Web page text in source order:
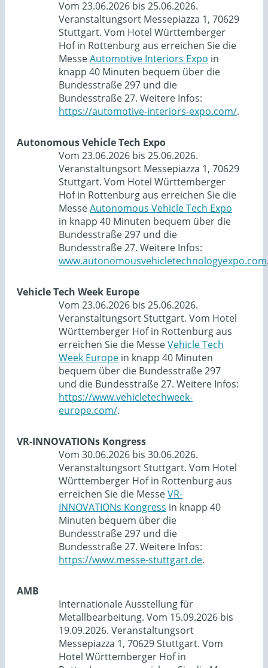
Vom 23.06.2026 bis 25.06.2026.
Veranstaltungsort Messepiazza 1, 70629
Stuttgart. Vom Hotel Württemberger
Hof in Rottenburg aus erreichen Sie die
MesseAutomotive Interiors Expo in
knapp 40 Minuten bequem über die
Bundesstraße 297 und die
Bundesstraße 27. Weitere Infos:
https://automotive-interiors-expo.com/.
Autonomous Vehicle Tech Expo
Vom 23.06.2026 bis 25.06.2026.
Veranstaltungsort Messepiazza 1, 70629
Stuttgart. Vom Hotel Württemberger
Hof in Rottenburg aus erreichen Sie die
MesseAutonomous Vehicle Tech Expo
in knapp 40 Minuten bequem über die
Bundesstraße 297 und die
Bundesstraße 27. Weitere Infos:
www.autonomousvehicletechnologyexpo.com
Vehicle Tech Week Europe
Vom 23.06.2026 bis 25.06.2026.
Veranstaltungsort Stuttgart. Vom Hotel
Württemberger Hof in Rottenburg aus
erreichen Sie die MesseVehicle Tech
Week Europe in knapp 40 Minuten
bequem über die Bundesstraße 297
und die Bundesstraße 27. Weitere Infos:
https://www.vehicletechweek-
europe.com/.
VR-INNOVATIONs Kongress
Vom 30.06.2026 bis 30.06.2026.
Veranstaltungsort Stuttgart. Vom Hotel
Württemberger Hof in Rottenburg aus
erreichen Sie die MesseVR-
INNOVATIONs Kongress in knapp 40
Minuten bequem über die
Bundesstraße 297 und die
Bundesstraße 27. Weitere Infos:
https://www.messe-stuttgart.de.
AMB
Internationale Ausstellung für
Metallbearbeitung. Vom 15.09.2026 bis
19.09.2026. Veranstaltungsort
Messepiazza 1, 70629 Stuttgart. Vom
Hotel Württemberger Hof in